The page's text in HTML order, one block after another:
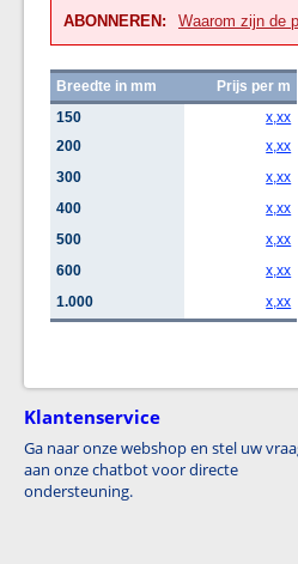
ABONNEREN: Waarom zijn de
Breedte in mm
Prijs per m
150
x,xx
200
x,xx
300
x,xx
400
x,xx
500
x,xx
600
x,xx
1.000
x,xx
Klantenservice
Ga naar onze webshop en stel uw
aan onze chatbot voor directe
ondersteuning.